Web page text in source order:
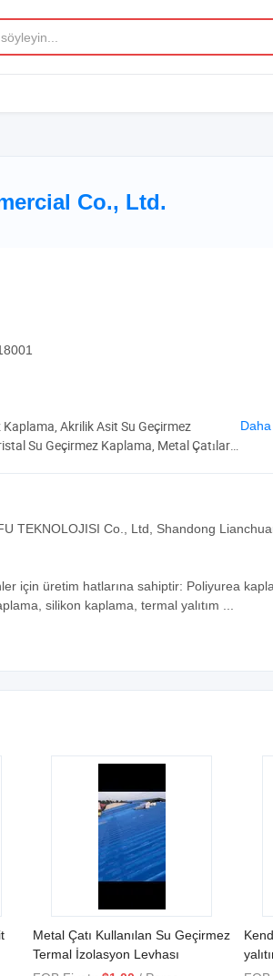
Co., Ltd.
Akrilik Asit Su Geçirmez
Su Geçirmez Kaplama, Metal Çatılar
TEKNOLOJISI Co., Ltd, Shandong
için üretim hatlarına sahiptir: Poliyurea
silikon kaplama, termal yalıtım ...
Metal Çatı Kullanılan Su Geçirmez
Termal İzolasyon Levhası